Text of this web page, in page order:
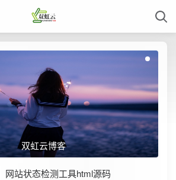
双虹云博客
网站状态检测工具html源码